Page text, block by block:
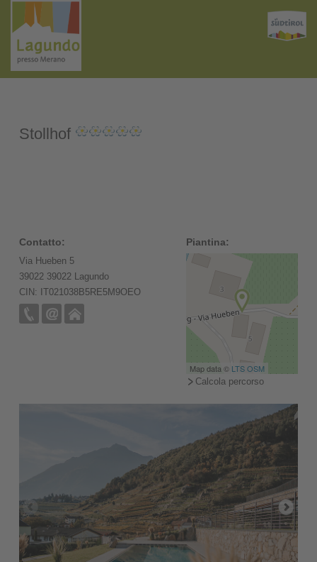
Stollhof
Contatto:
Via Hueben 5
39022 39022 Lagundo
CIN: IT021038B5RE5M9OEO
Piantina:
Map data © LTS OSM
Calcola percorso